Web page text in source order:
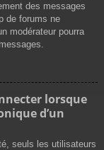
des messages
de forums ne
modérateur pourra
lorsque
d’un
seuls les utilisateurs